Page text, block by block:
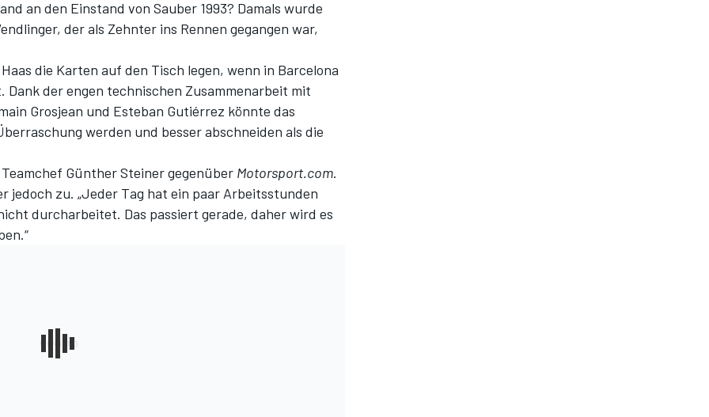
an den Einstand von Sauber 1993? Damals wurde
der als Zehnter ins Rennen gegangen war,
die Karten auf den Tisch legen, wenn in Barcelona
der engen technischen Zusammenarbeit mit
Grosjean und Esteban Gutiérrez könnte das
werden und besser abschneiden als die
Günther Steiner gegenüber Motorsport.com.
jedoch zu. „Jeder Tag hat ein paar Arbeitsstunden
durcharbeitet. Das passiert gerade, daher wird es